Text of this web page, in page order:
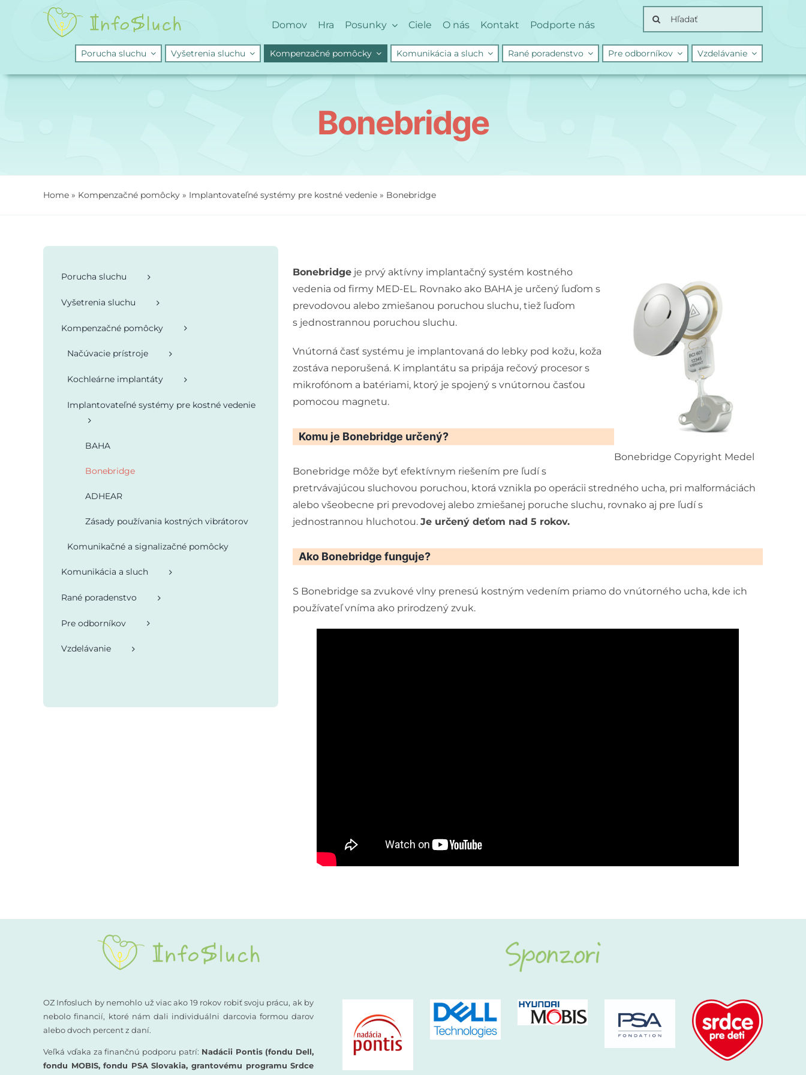
Domov Hra Posunky Ciele O nás Kontakt Podporte nás
Search
for:
Porucha sluchu Vyšetrenia sluchu Kompenzačné pomôcky Komunikácia a sluch Rané poradenstvo Pre odborníkov Vzdelávanie
Bonebridge
Home » Kompenzačné pomôcky » Implantovateľné systémy pre kostné vedenie » Bonebridge
Porucha sluchu
Vyšetrenia sluchu
Kompenzačné pomôcky
Načúvacie prístroje
Kochleárne implantáty
Implantovateľné systémy pre kostné vedenie
BAHA
Bonebridge
ADHEAR
Zásady používania kostných vibrátorov
Komunikačné a signalizačné pomôcky
Komunikácia a sluch
Rané poradenstvo
Pre odborníkov
Vzdelávanie
Bonebridge Copyright Medel
Bonebridgeje prvý aktívny implantačný systém kostného
vedenia od firmy MED-EL. Rovnako ako BAHA je určený ľuďom s
prevodovou alebo zmiešanou poruchou sluchu, tiež ľuďom
s jednostrannou poruchou sluchu.
Vnútorná časť systému je implantovaná do lebky pod kožu, koža
zostáva neporušená. K implantátu sa pripája rečový procesor s
mikrofónom a batériami, ktorý je spojený s vnútornou časťou
pomocou magnetu.
Komu je Bonebridge určený?
Bonebridge môže byť efektívnym riešením pre ľudí s
pretrvávajúcou sluchovou poruchou, ktorá vznikla po operácii stredného ucha, pri malformáciách
alebo všeobecne pri prevodovej alebo zmiešanej poruche sluchu, rovnako aj pre ľudí s
jednostrannou hluchotou. Je určený deťom nad 5 rokov.
Ako Bonebridge funguje?
S Bonebridge sa zvukové vlny prenesú kostným vedením priamo do vnútorného ucha, kde ich
používateľ vníma ako prirodzený zvuk.
OZ Infosluch by nemohlo už viac ako 19 rokov robiť svoju prácu, ak by
nebolo financií, ktoré nám dali individuálni darcovia formou darov
alebo dvoch percent z daní.
Veľká vďaka za finančnú podporu patrí: Nadácii Pontis (fondu Dell,
fondu MOBIS, fondu PSA Slovakia, grantovému programu Srdce